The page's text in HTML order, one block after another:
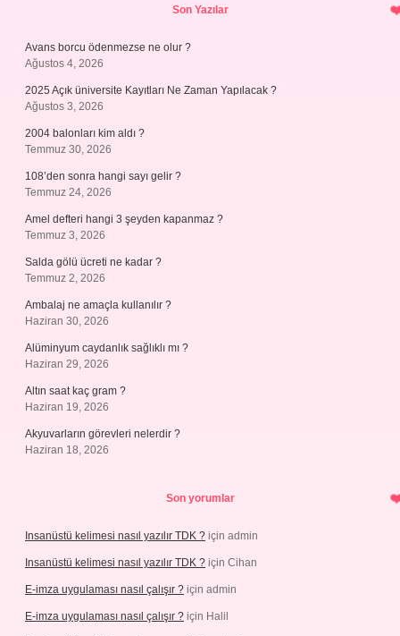
Son Yazılar
Avans borcu ödenmezse ne olur ?
Ağustos 4, 2026
2025 Açık üniversite Kayıtları Ne Zaman Yapılacak ?
Ağustos 3, 2026
2004 balonları kim aldı ?
Temmuz 30, 2026
108’den sonra hangi sayı gelir ?
Temmuz 24, 2026
Amel defteri hangi 3 şeyden kapanmaz ?
Temmuz 3, 2026
Salda gölü ücreti ne kadar ?
Temmuz 2, 2026
Ambalaj ne amaçla kullanılır ?
Haziran 30, 2026
Alüminyum caydanlık sağlıklı mı ?
Haziran 29, 2026
Altın saat kaç gram ?
Haziran 19, 2026
Akyuvarların görevleri nelerdir ?
Haziran 18, 2026
Son yorumlar
Insanüstü kelimesi nasıl yazılır TDK ? için admin
Insanüstü kelimesi nasıl yazılır TDK ? için Cihan
E-imza uygulaması nasıl çalışır ? için admin
E-imza uygulaması nasıl çalışır ? için Halil